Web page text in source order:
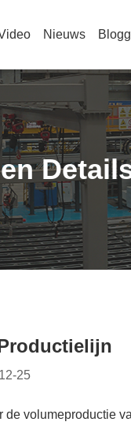
Nieuws
25
volumeproductie